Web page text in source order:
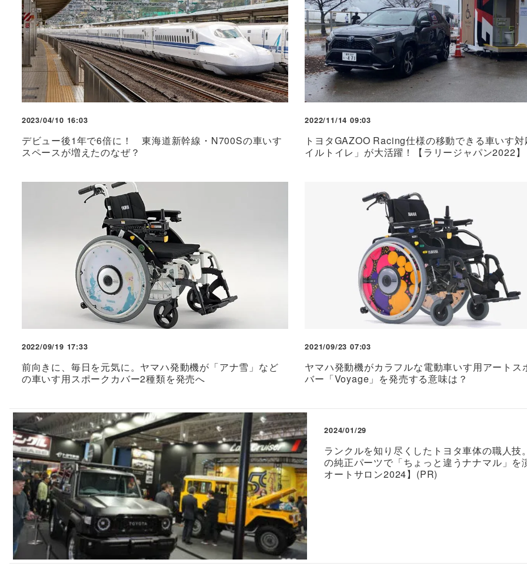
2023/04/10 16:03
デビュー後1年で6倍に！ 東海道新幹線・N700Sの車いす
スペースが増えたのなぜ？
2022/11/14 09:03
トヨタGAZOO Racing仕様の移動できる車いす
イルトイレ」が大活躍！【ラリージャパン2022】
2022/09/19 17:33
前向きに、毎日を元気に。ヤマハ発動機が「アナ雪」など
の車いす用スポークカバー2種類を発売へ
2021/09/23 07:03
ヤマハ発動機がカラフルな電動車いす用アートス
バー「Voyage」を発売する意味は？
2024/01/29
ランクルを知り尽くしたトヨタ車体の職人技
の純正パーツで「ちょっと違うナナマル」を
オートサロン2024】(PR)